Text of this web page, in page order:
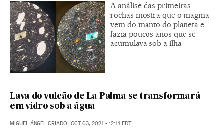
A análise das primeiras
rochas mostra que o magma
vem do manto do planeta e
fazia poucos anos que se
acumulava sob a ilha
Lava do vulcão de La Palma se transformará
em vidro sob a água
MIGUEL ÁNGEL CRIADO | OCT 03, 2021 - 12:11EDT